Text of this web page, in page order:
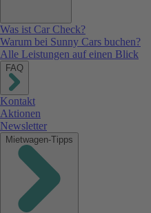
Was ist Car Check?
Warum bei Sunny Cars buchen?
Alle Leistungen auf einen Blick
FAQ
Kontakt
Aktionen
Newsletter
Mietwagen-Tipps